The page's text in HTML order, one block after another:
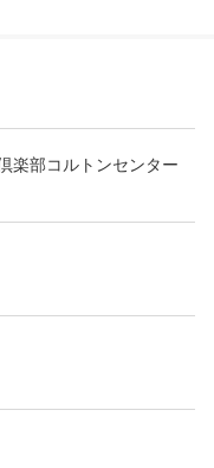
楽部コルトンセンター